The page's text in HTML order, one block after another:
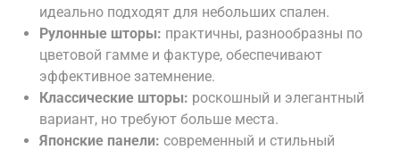
идеально подходят для небольших спален.
Рулонные шторы: практичны, разнообразны по
цветовой гамме и фактуре, обеспечивают
эффективное затемнение.
Классические шторы: роскошный и элегантный
вариант, но требуют больше места.
Японские панели: современный и стильный